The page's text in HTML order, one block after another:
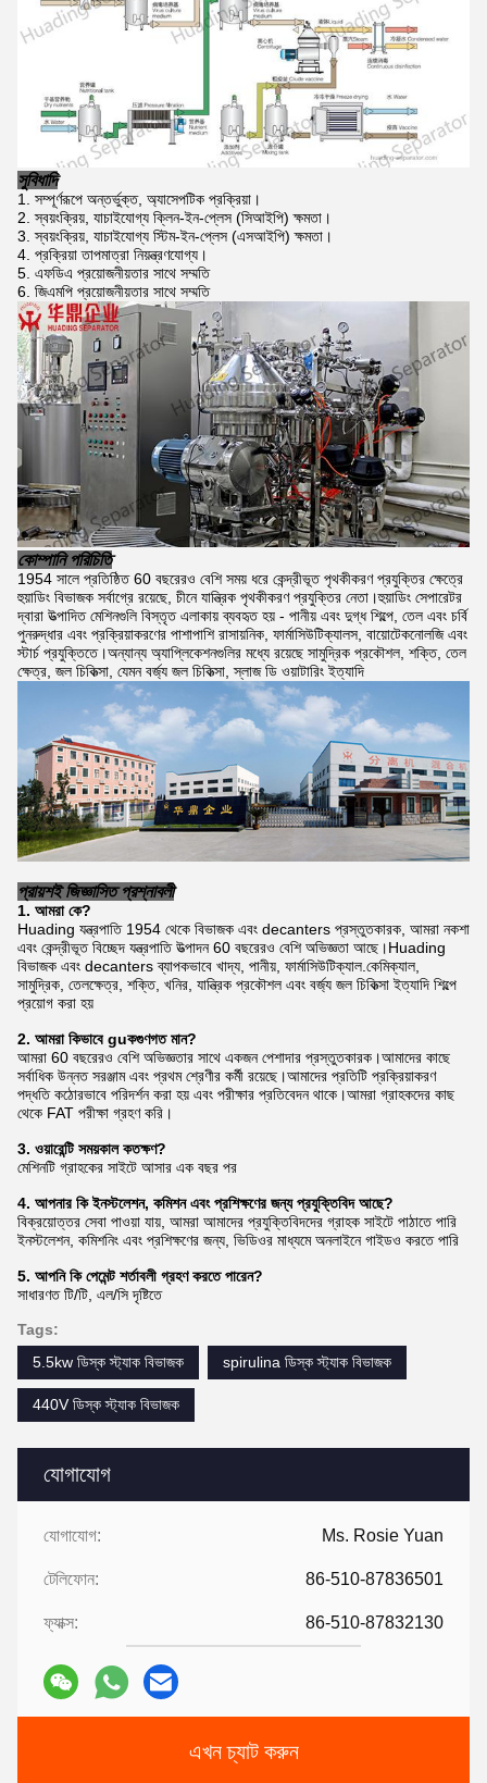
যোগাযোগ
যোগাযোগ: Ms. Rosie Yuan
টেলিফোন: 86-510-87836501
ফ্যাক্স: 86-510-87832130
এখন চ্যাট করুন
সুবিধাদি
সম্পূর্ণরূপে অন্তর্ভুক্ত, অ্যাসেপটিক প্রক্রিয়া।
স্বয়ংক্রিয়, যাচাইযোগ্য ক্লিন-ইন-প্লেস (সিআইপি) ক্ষমতা।
স্বয়ংক্রিয়, যাচাইযোগ্য স্টিম-ইন-প্লেস (এসআইপি) ক্ষমতা।
প্রক্রিয়া তাপমাত্রা নিয়ন্ত্রণযোগ্য।
এফডিএ প্রয়োজনীয়তার সাথে সম্মতি
জিএমপি প্রয়োজনীয়তার সাথে সম্মতি
কোম্পানি পরিচিতি
1954 সালে প্রতিষ্ঠিত 60 বছরেরও বেশি সময় ধরে কেন্দ্রীভূত পৃথকীকরণ প্রযুক্তির ক্ষেত্রে
হুয়াডিং বিভাজক সর্বাগ্রে রয়েছে, চীনে যান্ত্রিক পৃথকীকরণ প্রযুক্তির নেতা।হুয়াডিং সেপারেটর
দ্বারা উত্পাদিত মেশিনগুলি বিস্তৃত এলাকায় ব্যবহৃত হয় - পানীয় এবং দুগ্ধ শিল্পে, তেল এবং চর্বি
পুনরুদ্ধার এবং প্রক্রিয়াকরণের পাশাপাশি রাসায়নিক, ফার্মাসিউটিক্যালস, বায়োটেকনোলজি এবং
স্টার্চ প্রযুক্তিতে।অন্যান্য অ্যাপ্লিকেশনগুলির মধ্যে রয়েছে সামুদ্রিক প্রকৌশল, শক্তি, তেল
ক্ষেত্র, জল চিকিত্সা, যেমন বর্জ্য জল চিকিত্সা, স্লাজ ডি ওয়াটারিং ইত্যাদি
প্রায়শই জিজ্ঞাসিত প্রশ্নাবলী
1. আমরা কে?
Huading যন্ত্রপাতি 1954 থেকে বিভাজক এবং decanters প্রস্তুতকারক, আমরা নকশা
এবং কেন্দ্রীভূত বিচ্ছেদ যন্ত্রপাতি উত্পাদন 60 বছরেরও বেশি অভিজ্ঞতা আছে।Huading
বিভাজক এবং decanters ব্যাপকভাবে খাদ্য, পানীয়, ফার্মাসিউটিক্যাল.কেমিক্যাল,
সামুদ্রিক, তেলক্ষেত্র, শক্তি, খনির, যান্ত্রিক প্রকৌশল এবং বর্জ্য জল চিকিত্সা ইত্যাদি শিল্পে
প্রয়োগ করা হয়
2. আমরা কিভাবে guকগুণগত মান?
আমরা 60 বছরেরও বেশি অভিজ্ঞতার সাথে একজন পেশাদার প্রস্তুতকারক।আমাদের কাছে
সর্বাধিক উন্নত সরঞ্জাম এবং প্রথম শ্রেণীর কর্মী রয়েছে।আমাদের প্রতিটি প্রক্রিয়াকরণ
পদ্ধতি কঠোরভাবে পরিদর্শন করা হয় এবং পরীক্ষার প্রতিবেদন থাকে।আমরা গ্রাহকদের কাছ
থেকে FAT পরীক্ষা গ্রহণ করি।
3. ওয়ারেন্টি সময়কাল কতক্ষণ?
মেশিনটি গ্রাহকের সাইটে আসার এক বছর পর
4. আপনার কি ইনস্টলেশন, কমিশন এবং প্রশিক্ষণের জন্য প্রযুক্তিবিদ আছে?
বিক্রয়োত্তর সেবা পাওয়া যায়, আমরা আমাদের প্রযুক্তিবিদদের গ্রাহক সাইটে পাঠাতে পারি
ইনস্টলেশন, কমিশনিং এবং প্রশিক্ষণের জন্য, ভিডিওর মাধ্যমে অনলাইনে গাইডও করতে পারি
5. আপনি কি পেমেন্ট শর্তাবলী গ্রহণ করতে পারেন?
সাধারণত টি/টি, এল/সি দৃষ্টিতে
Tags:
5.5kw ডিস্ক স্ট্যাক বিভাজক
spirulina ডিস্ক স্ট্যাক বিভাজক
440V ডিস্ক স্ট্যাক বিভাজক